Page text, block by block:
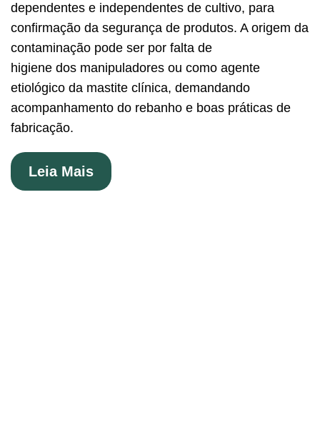
dependentes e independentes de cultivo, para
confirmação da segurança de produtos. A origem da
contaminação pode ser por falta de
higiene dos manipuladores ou como agente
etiológico da mastite clínica, demandando
acompanhamento do rebanho e boas práticas de
fabricação.
Leia Mais